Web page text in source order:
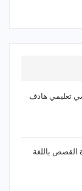
تعليمي هادف
القصص باللغة